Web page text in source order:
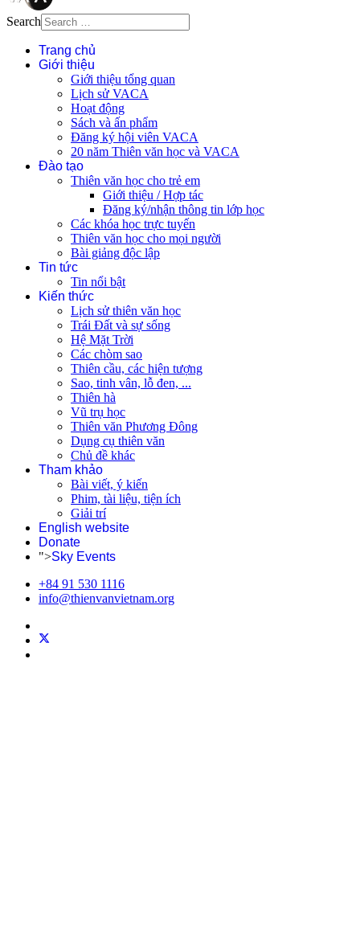
Search
Trang chủ
Giới thiệu
Giới thiệu tổng quan
Lịch sử VACA
Hoạt động
Sách và ấn phẩm
Đăng ký hội viên VACA
20 năm Thiên văn học và VACA
Đào tạo
Thiên văn học cho trẻ em
Giới thiệu / Hợp tác
Đăng ký/nhận thông tin lớp học
Các khóa học trực tuyến
Thiên văn học cho mọi người
Bài giảng độc lập
Tin tức
Tin nổi bật
Kiến thức
Lịch sử thiên văn học
Trái Đất và sự sống
Hệ Mặt Trời
Các chòm sao
Thiên cầu, các hiện tượng
Sao, tinh vân, lỗ đen, ...
Thiên hà
Vũ trụ học
Thiên văn Phương Đông
Dụng cụ thiên văn
Chủ đề khác
Tham khảo
Bài viết, ý kiến
Phim, tài liệu, tiện ích
Giải trí
English website
Donate
">Sky Events
+84 91 530 1116
info@thienvanvietnam.org